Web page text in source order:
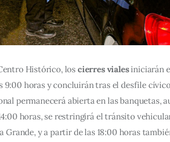
Histórico, los cierres viales iniciarán
9:00 horas y concluirán tras el desfile
permanecerá abierta en las banquetas,
horas, se restringirá el tránsito
Grande, y a partir de las 18:00 horas